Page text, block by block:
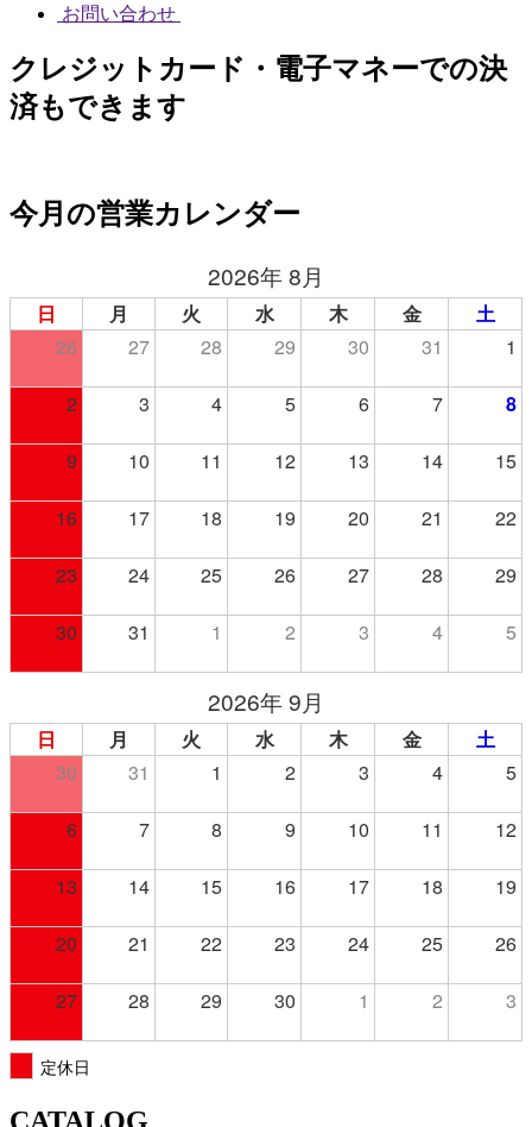
お問い合わせ
クレジットカード・電子マネーでの決
済もできます
今月の営業カレンダー
2026年 8月
日 月 火 水 木 金
土
26
27 28 29 30 31 1
2 3 4 5 6 7 8
9 10 11 12 13 14 15
16 17 18 19 20 21 22
23 24 25 26 27 28 29
30 31 1 2 3 4 5
2026年 9月
日 月 火 水 木 金
土
30
31 1 2 3 4 5
6 7 8 9 10 11 12
13 14 15 16 17 18 19
20 21 22 23 24 25 26
27 28 29 30 1 2 3
定休日